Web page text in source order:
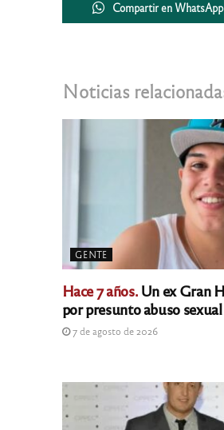
Compartir en WhatsApp
Noticias
GENTE
Hace 7 años.Un ex Gran
por presunto abuso
7 de agosto de 2026